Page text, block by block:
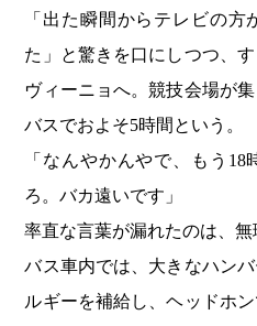
「出た瞬間からテレビの
た」と驚きを口にしつつ、
ヴィーニョへ。競技会場が
バスでおよそ5時間という。
「なんやかんやで、もう
ろ。バカ遠いです」
率直な言葉が漏れたのは、無
バス車内では、大きなハン
ルギーを補給し、ヘッドホ